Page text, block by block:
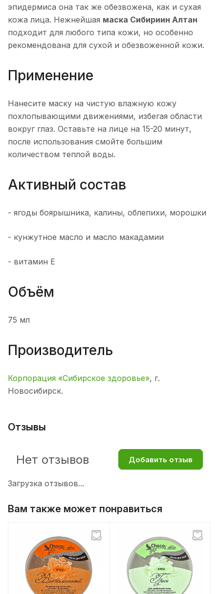
эпидермиса она так же обезвожена, как и сухая
кожа лица. Нежнейшая маска Сибириин Алтан
подходит для любого типа кожи, но особенно
рекомендована для сухой и обезвоженной кожи.
Применение
Нанесите маску на чистую влажную кожу
похлопывающими движениями, избегая области
вокруг глаз. Оставьте на лице на 15-20 минут,
после использования смойте большим
количеством теплой воды.
Активный состав
- ягоды боярышника, калины, облепихи, морошки
- кунжутное масло и масло макадамии
- витамин Е
Объём
75 мл
Производитель
Корпорация «Сибирское здоровье», г.
Новосибирск.
Отзывы
Загрузка отзывов...
Нет отзывов Добавить отзыв
Вам также может понравиться